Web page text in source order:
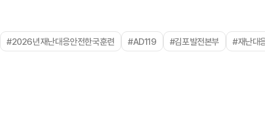
#2026년재난대응안전한국훈련 #AD119 #김포발전본부 #재난대